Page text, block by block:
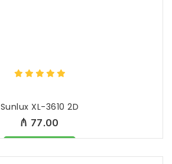
Sunlux XL-3610 2D
₼ 77.00
Məhsul mövcüddur